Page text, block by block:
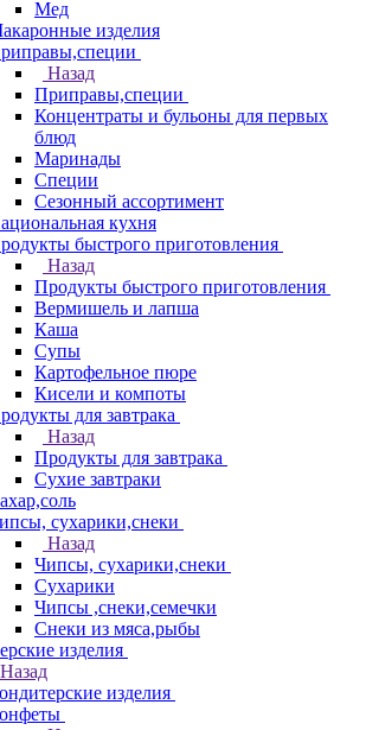
Мед
изделия
Назад
Приправы,специи
Концентраты и бульоны для первых
блюд
Маринады
Специи
Сезонный ассортимент
кухня
быстрого приготовления
Назад
Продукты быстрого приготовления
Вермишель и лапша
Каша
Супы
Картофельное пюре
Кисели и компоты
для завтрака
Назад
Продукты для завтрака
Сухие завтраки
сухарики,снеки
Назад
Чипсы, сухарики,снеки
Сухарики
Чипсы ,снеки,семечки
Снеки из мяса,рыбы
изделия
Назад
изделия